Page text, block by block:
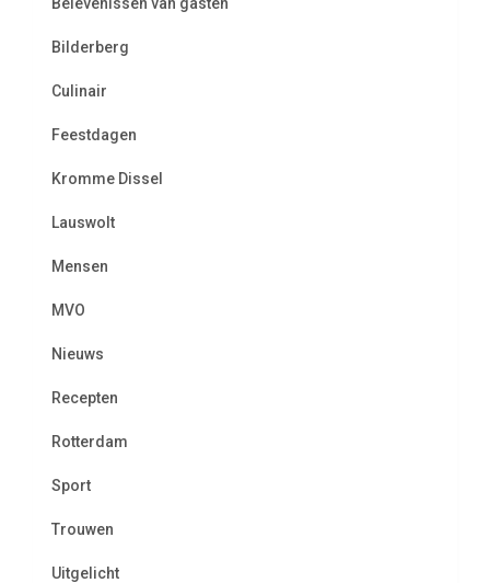
Bilderberg
Culinair
Feestdagen
Kromme Dissel
Lauswolt
Mensen
MVO
Nieuws
Recepten
Rotterdam
Sport
Trouwen
Uitgelicht